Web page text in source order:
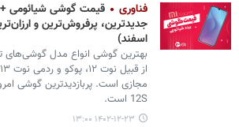
فناوری
قیمت گوشی شیائومی +
اسفند)
بهترین گوشی انواع مدل گوشی‌های
12S است.
۱۴۰۲-۱۲-۲۳ ۱۳:۰۰